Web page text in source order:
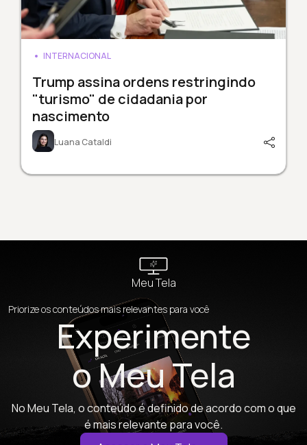
INTERNACIONAL
Trump assina ordens restringindo
"turismo" de cidadania por
nascimento
Luana Cataldi
Meu Tela
Priorize os conteúdos mais relevantes para você
Experimente
o Meu Tela
No Meu Tela, o conteúdo é definido de acordo com o que
é mais relevante para você.